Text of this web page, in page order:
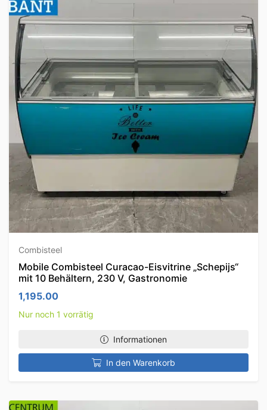
Combisteel
Mobile Combisteel Curacao-Eisvitrine „Schepijs“
mit 10 Behältern, 230 V, Gastronomie
1,195.00
Nur noch 1 vorrätig
Informationen
In den Warenkorb